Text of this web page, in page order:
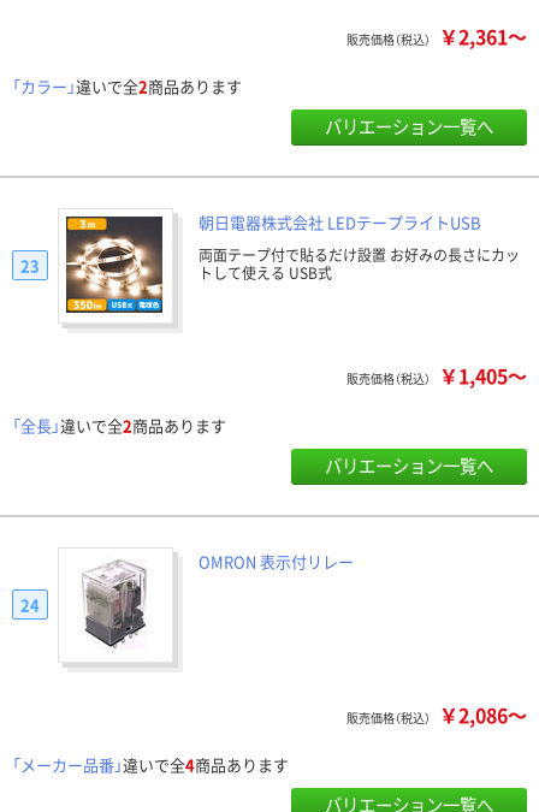
販売価格（税込） ￥2,361～
「カラー」違いで全2商品あります
バリエーション一覧へ
朝日電器株式会社 LEDテープライトUSB
両面テープ付で貼るだけ設置 お好みの長さにカッ
トして使える USB式
23
販売価格（税込） ￥1,405～
「全長」違いで全2商品あります
バリエーション一覧へ
OMRON 表示付リレー
24
販売価格（税込） ￥2,086～
「メーカー品番」違いで全4商品あります
バリエーション一覧へ